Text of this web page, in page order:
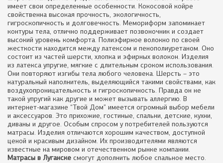
имеет свои определенные особенности. Кокосовой койре
свойственна высокая прочность, экологичность,
гигроскопичность и долговечность. Мемориформ запоминает
контуры тела, отлично поддерживает позвоночник и создает
высокий уровень комфорта. Полиэфирное волокно по своей
жесткости находится между латексом и пенополиуретаном. Оно
состоит из частей шерсти, хлопка и эфирных волокон. Изделия
из латекса упругие, мягкие с длительным сроком использования.
Они повторяют изгибы тела любого человека. Шерсть – это
натуральный наполнитель, выделяющийся такими свойствами, как
воздухопроницательность и гигроскопичность. Правда он не
такой упругий как другие и может вызывать аллергию. В
интернет-магазине “Твой Дом” имеется огромный выбор мебели
и аксессуаров. Это прихожие, гостиные, спальни, детские, кухни,
диваны и другое. Особым спросом у потребителей пользуются
матрасы. Изделия отличаются хорошим качеством, доступной
ценой и красивым дизайном. Их производителями являются
известные на мировом и отечественном рынке компании.
Матрасы в Луганске смогут дополнить любое спальное место.